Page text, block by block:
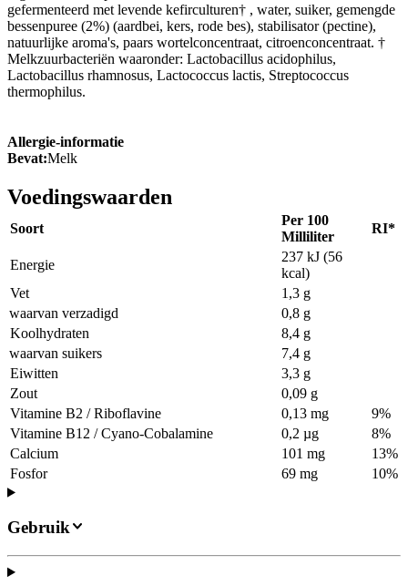
gefermenteerd met levende kefirculturen† , water, suiker, gemengde
bessenpuree (2%) (aardbei, kers, rode bes), stabilisator (pectine),
natuurlijke aroma's, paars wortelconcentraat, citroenconcentraat. †
Melkzuurbacteriën waaronder: Lactobacillus acidophilus,
Lactobacillus rhamnosus, Lactococcus lactis, Streptococcus
thermophilus.
Allergie-informatie
Bevat:Melk
Voedingswaarden
Soort
Per 100
Milliliter
RI*
Energie
237 kJ (56
kcal)
Vet
1,3 g
waarvan verzadigd
0,8 g
Koolhydraten
8,4 g
waarvan suikers
7,4 g
Eiwitten
3,3 g
Zout
0,09 g
Vitamine B2 / Riboflavine
0,13 mg
9%
Vitamine B12 / Cyano-Cobalamine
0,2 µg
8%
Calcium
101 mg
13%
Fosfor
69 mg 10%
Gebruik